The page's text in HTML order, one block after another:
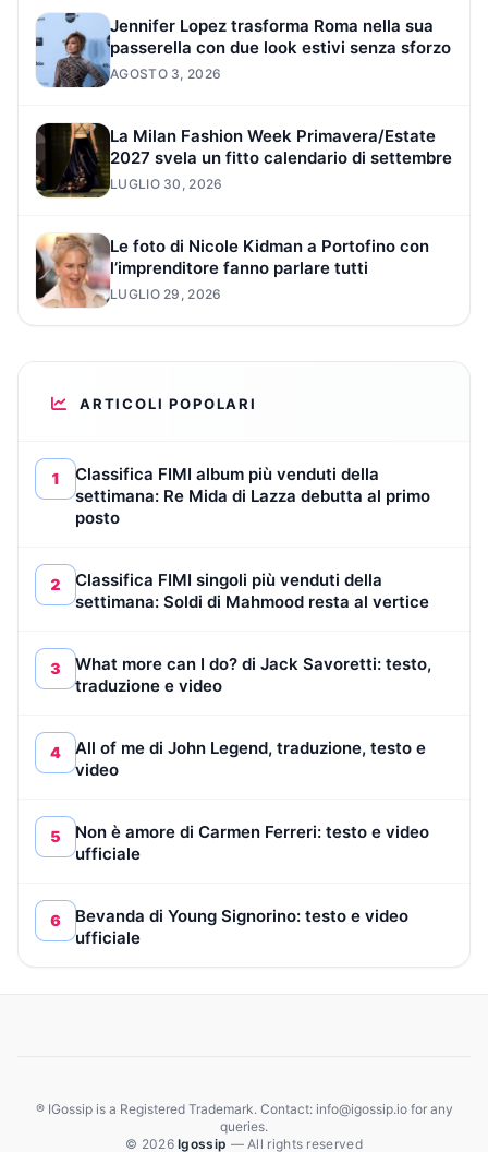
Jennifer Lopez trasforma Roma nella sua
passerella con due look estivi senza sforzo
AGOSTO 3, 2026
La Milan Fashion Week Primavera/Estate
2027 svela un fitto calendario di settembre
LUGLIO 30, 2026
Le foto di Nicole Kidman a Portofino con
l’imprenditore fanno parlare tutti
LUGLIO 29, 2026
ARTICOLI POPOLARI
1
Classifica FIMI album più venduti della
settimana: Re Mida di Lazza debutta al primo
posto
2
Classifica FIMI singoli più venduti della
settimana: Soldi di Mahmood resta al vertice
3
What more can I do? di Jack Savoretti: testo,
traduzione e video
4
All of me di John Legend, traduzione, testo e
video
5
Non è amore di Carmen Ferreri: testo e video
ufficiale
6
Bevanda di Young Signorino: testo e video
ufficiale
® IGossip is a Registered Trademark. Contact: info@igossip.io for any
queries.
© 2026Igossip — All rights reserved